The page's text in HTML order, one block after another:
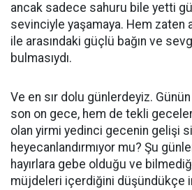
ancak sadece sahuru bile yetti
sevinciyle yaşamaya. Hem zaten
ile arasındaki güçlü bağın ve
bulmasıydı.
Ve en sır dolu günlerdeyiz.
son on gece, hem de tekli
olan yirmi yedinci gecenin gelişi
heyecanlandırmıyor mu? Şu
hayırlara gebe olduğu ve
müjdeleri içerdiğini düşündükçe